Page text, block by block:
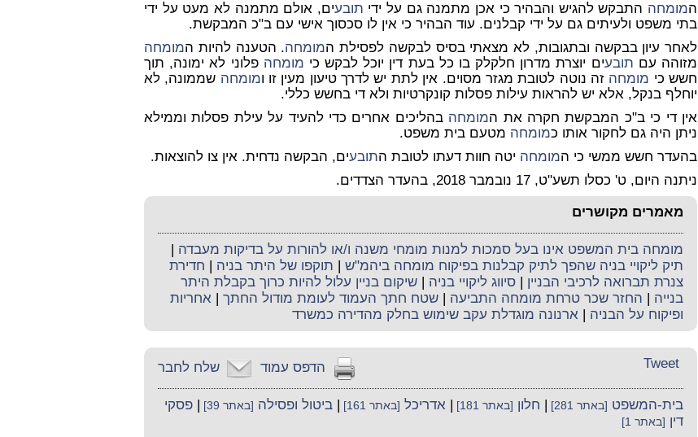
המומחה התבקש להגיש והבהיר כי אכן מתמנה גם על ידי תובעים, אולם מתמנה לא מעט על ידי
בתי משפט ולעיתים גם על ידי קבלנים. עוד הבהיר כי אין לו סכסוך אישי עם ב"כ המבקשת.
לאחר עיון בבקשה ובתגובות, לא מצאתי בסיס לבקשה לפסילת המומחה. הטענה להיות המומחה
מזוהה עם תובעים יוצרת מדרון חלקלק בו כל בעת דין יוכל לבקש כי מומחה פלוני לא ימונה, תוך
חשש כי מומחה זה נוטה לטובת מגזר מסוים. אין לתת יש לדרך טיעון מעין זו ומומחה שממונה, לא
יוחלף בנקל, אלא יש להראות עילות פסלות קונקרטיות ולא די בחשש כללי.
אין די כי ב"כ המבקשת חקרה את המומחה בהליכים אחרים כדי להעיד על עילת פסלות וממילא
ניתן היה גם לחקור אותו כמומחה מטעם בית משפט.
בהעדר חשש ממשי כי המומחה יטה חוות דעתו לטובת התובעים, הבקשה נדחית. אין צו להוצאות.
ניתנה היום, ט' כסלו תשע"ט, 17 נובמבר 2018, בהעדר הצדדים.
מאמרים מקושרים
מומחה בית המשפט אינו בעל סמכות למנות מומחי משנה ו/או להורות על בדיקות מעבדה |
תיק ליקויי בניה שהפך לתיק קבלנות בפיקוח מומחה ביהמ"ש | תוקפו של היתר בניה | חדירת
צנרת תברואה לרכיבי הבניין | סיווג ליקויי בניה | שיקום בניין עלול להיות כרוך בקבלת היתר
בנייה | החזר שכר טרחת מומחה התביעה | שטח חתך העמוד לעומת מודול החתך | אחריות
ופיקוח על הבניה | ארנונה מוגדלת עקב שימוש בחלק מהדירה כמשרד
שלח לחבר הדפס עמוד Tweet
בית-המשפט [באתר 281] | חלון [באתר 181] | אדריכל [באתר 161] | ביטול ופסילה [באתר 39] | פסקי
דין [באתר 1]